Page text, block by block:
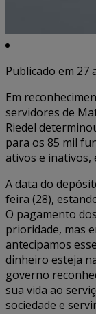
Publicado em 27
Em
servidores de
Riedel
para os 85 mil
ativos e inativos,
A data do
feira (28),
O pagamento
prioridade, mas
antecipamos
dinheiro esteja
governo
sua vida ao
sociedade e